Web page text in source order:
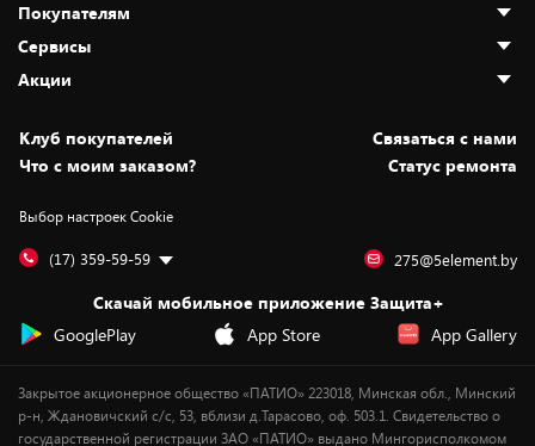
О нас
Адреса магазинов
Новости
Статьи и обзоры
Вакансии
Дай пять добру!
Покупателям
Как сделать заказ
Оплата и доставка
Безналичный расчёт
Обмен и возврат товара
Обработка персональных данных
Подарочные карты
Сервисы
Установка техники
Для игровых консолей
Для мобильных устройств
Для компьютеров
Сервисные центры
Акции
Скидки и промокоды
Белорусские товары
Бонусы
Оплата частями
Новинки
Клуб покупателей
Cвязаться с нами
Что с моим заказом?
Статус ремонта
Выбор настроек Cookie
(17) 359-59-59 275@5element.by
Скачай мобильное приложение Защита+
GooglePlay
App Store App Gallery
Закрытое акционерное общество «ПАТИО» 223018, Минская обл., Минский
р-н, Ждановичский с/с, 53, вблизи д.Тарасово, оф. 503.1. Свидетельство о
государственной регистрации ЗАО «ПАТИО» выдано Мингорисполкомом